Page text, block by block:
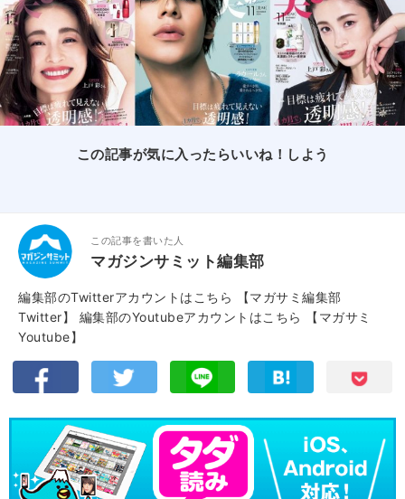
この記事が気に入ったらいいね！しよう
この記事を書いた人
マガジンサミット編集部
編集部のTwitterアカウントはこちら
【マガサミ編集部
Twitter】
編集部のYoutubeアカウントはこちら
【マガサミ
Youtube】